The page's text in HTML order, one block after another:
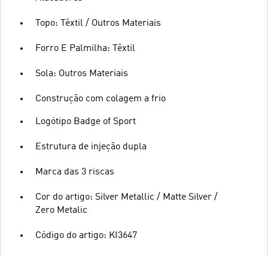
Topo: Têxtil / Outros Materiais
Forro E Palmilha: Têxtil
Sola: Outros Materiais
Construção com colagem a frio
Logótipo Badge of Sport
Estrutura de injeção dupla
Marca das 3 riscas
Cor do artigo: Silver Metallic / Matte Silver /
Zero Metalic
Código do artigo: KI3647